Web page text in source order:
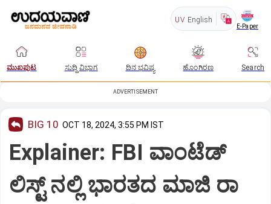
UV English
E-Paper
ಮುಖಪುಟ ಸುದ್ದಿ ವಿಭಾಗ ದಿನ ಭವಿಷ್ಯ ಹೊಂಗಿರಣ Search
ADVERTISEMENT
BIG 10 OCT 18, 2024, 3:55 PM IST
Explainer: FBI ವಾಂಟೆಡ್‌
ಲಿಸ್ಟ್‌ ನಲ್ಲಿ ಭಾರತದ ಮಾಜಿ ರಾ